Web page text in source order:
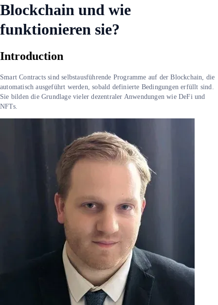
Blockchain und wie
funktionieren sie?
Introduction
Smart Contracts sind selbstausführende Programme auf der Blockchain, die
automatisch ausgeführt werden, sobald definierte Bedingungen erfüllt sind.
Sie bilden die Grundlage vieler dezentraler Anwendungen wie DeFi und
NFTs.